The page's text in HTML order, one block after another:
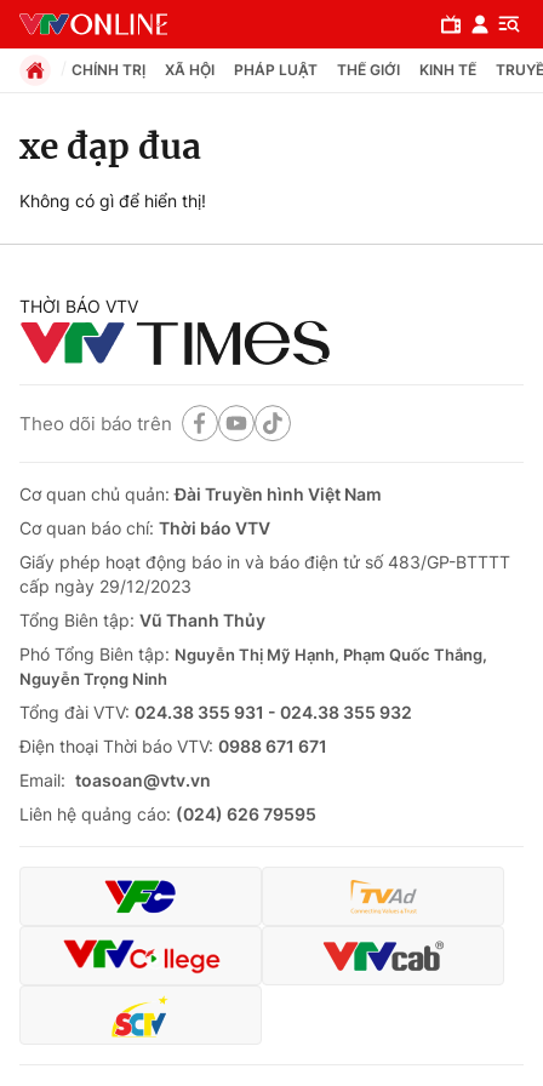
Chuyên mục
Chính trị
Xã hội
Thế giới
Tin tức
Thế giới đó đây
Câu chuyện quốc tế
Kinh tế
Tài chính
Thị trường
Góc doanh nghiệp
Dữ liệu và đời sống
Truyền hình
Phim VTV
Giải trí
Đời sống
Làm đẹp
Chất lượng cuộc sống
Giáo dục
Học trực tuyến
Công nghệ
CHÍNH TRỊ XÃ HỘI PHÁP LUẬT THẾ GIỚI KINH TẾ
xe đạp đua
Không có gì để hiển thị!
THỜI BÁO VTV
Theo dõi báo trên
Cơ quan chủ quản:Đài Truyền hình Việt Nam
Cơ quan báo chí: Thời báo VTV
Giấy phép hoạt động báo in và báo điện tử số 483/GP-BTTTT
cấp ngày 29/12/2023
Tổng Biên tập: Vũ Thanh Thủy
Phó Tổng Biên tập: Nguyễn Thị Mỹ Hạnh, Phạm Quốc Thắng,
Nguyễn Trọng Ninh
Tổng đài VTV: 024.38 355 931 - 024.38 355 932
Ðiện thoại Thời báo VTV: 0988 671 671
Email: toasoan@vtv.vn
Liên hệ quảng cáo: (024) 626 79595